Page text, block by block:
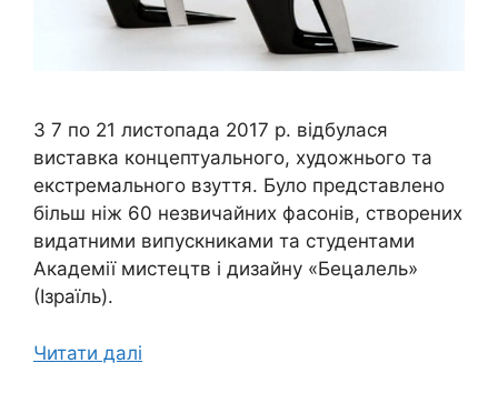
З 7 по 21 листопада 2017 р. відбулася
виставка концептуального, художнього та
екстремального взуття. Було представлено
більш ніж 60 незвичайних фасонів, створених
видатними випускниками та студентами
Академії мистецтв і дизайну «Бецалель»
(Ізраїль).
Читати далі